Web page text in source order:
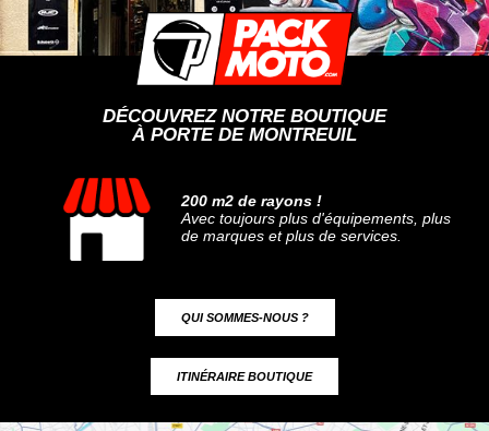
DÉCOUVREZ NOTRE BOUTIQUE
À PORTE DE MONTREUIL
200 m2 de rayons !
Avec toujours plus d'équipements, plus
de marques et plus de services.
QUI SOMMES-NOUS ?
ITINÉRAIRE BOUTIQUE